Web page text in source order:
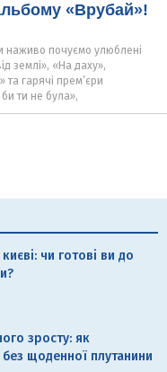
«Врубай»!
наживо почуємо улюблені
землі», «На даху»,
гарячі прем’єри
ти не була»,
чи готові ви до
зросту: як
без щоденної плутанини